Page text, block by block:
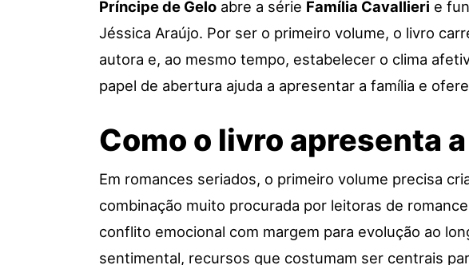
Príncipe de Gelo abre a série Família Cavallieri e
Jéssica Araújo. Por ser o primeiro volume, o livro
autora e, ao mesmo tempo, estabelecer o clima
papel de abertura ajuda a apresentar a família e
Como o livro apresenta
Em romances seriados, o primeiro volume precisa
combinação muito procurada por leitoras de
conflito emocional com margem para evolução ao
sentimental, recursos que costumam ser centrais